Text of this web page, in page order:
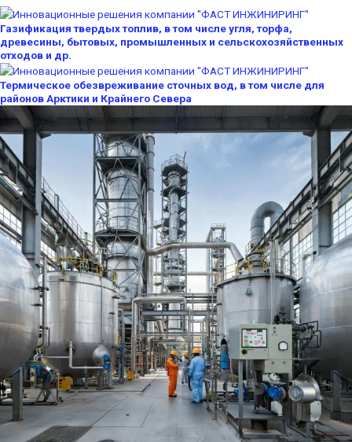
Газификация твердых топлив, в том числе угля, торфа,
древесины, бытовых, промышленных и сельскохозяйственных
отходов и др.
Термическое обезвреживание сточных вод, в том числе для
районов Арктики и Крайнего Севера